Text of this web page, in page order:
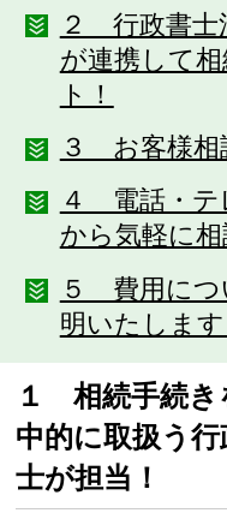
２ 行政書士
が連携して
ト！
３ お客様相
４ 電話・テ
から気軽に相
５ 費用につ
明いたします
１ 相続手続き
中的に取扱う行
士が担当！